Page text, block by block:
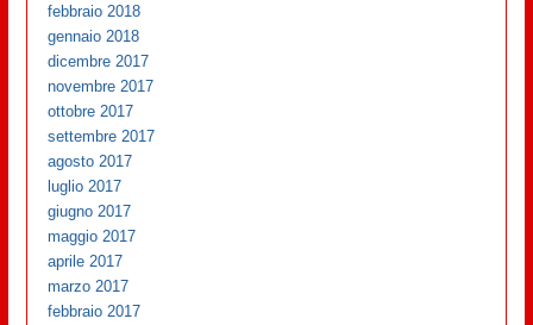
febbraio 2018
gennaio 2018
dicembre 2017
novembre 2017
ottobre 2017
settembre 2017
agosto 2017
luglio 2017
giugno 2017
maggio 2017
aprile 2017
marzo 2017
febbraio 2017